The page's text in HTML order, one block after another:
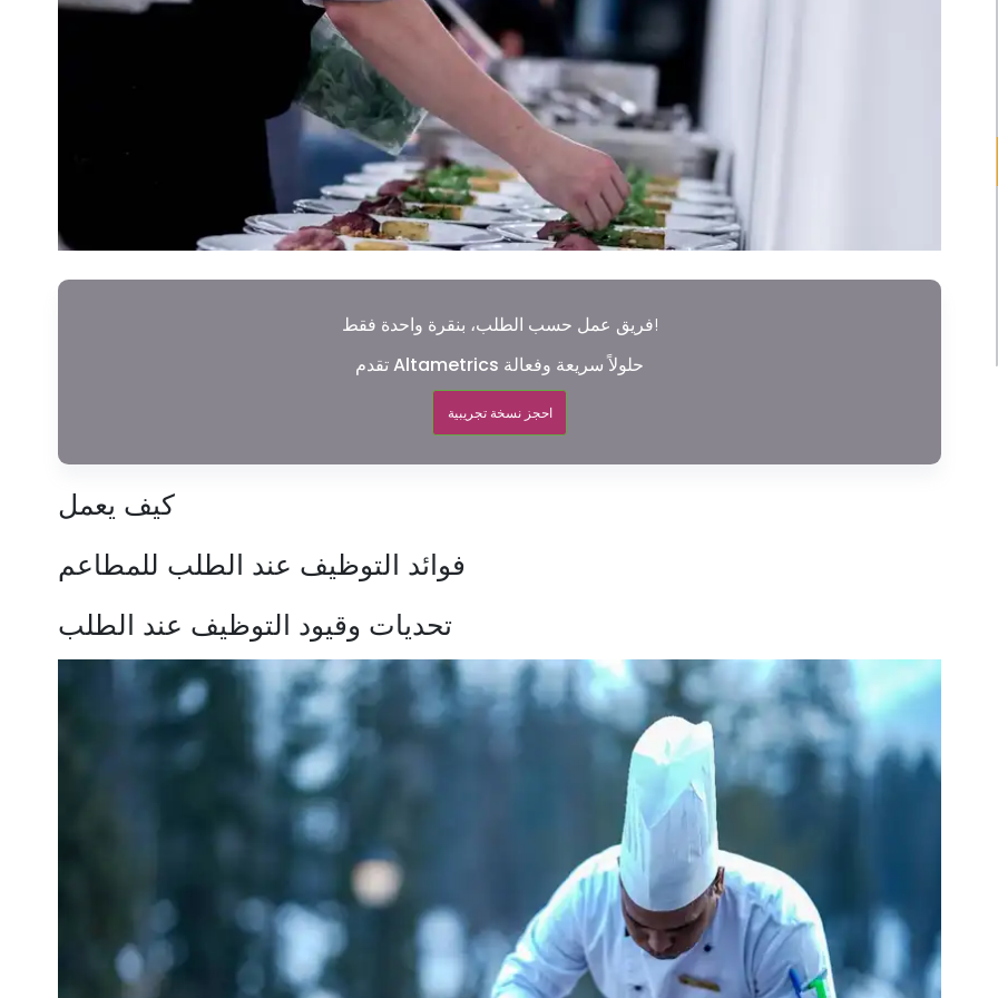
فريق عمل حسب الطلب، بنقرة واحدة فقط!
تقدم Altametrics حلولاً سريعة وفعالة
احجز نسخة تجريبية
كيف يعمل
فوائد التوظيف عند الطلب للمطاعم
تحديات وقيود التوظيف عند الطلب